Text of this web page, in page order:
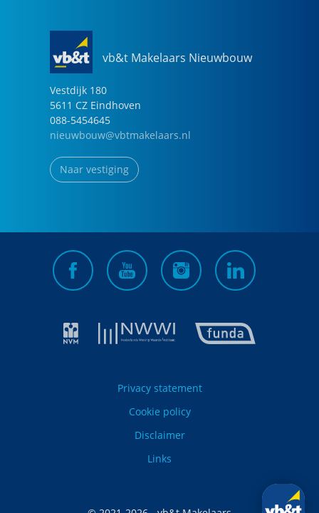
vb&t Makelaars Nieuwbouw
Vestdijk 180
5611 CZ Eindhoven
088-5454645
nieuwbouw@vbtmakelaars.nl
Naar vestiging
Privacy statement
Cookie policy
Disclaimer
Links